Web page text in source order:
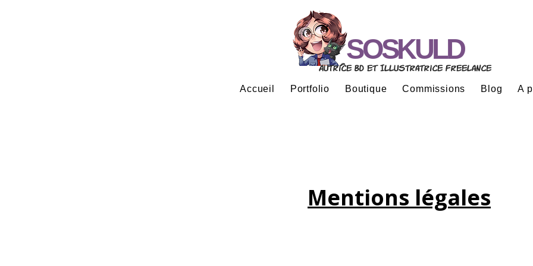
SOSKULD
Autrice BD et Illustratrice freelance
Accueil Portfolio Boutique Commissions Blog A
Mentions légales